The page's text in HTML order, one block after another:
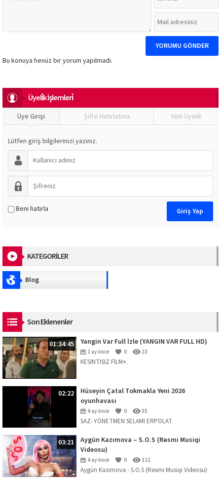
Bu konuya henüz bir yorum yapılmadı.
Üyeli̇k İşlemleri̇
Üye Girişi Şifre Hatırlatma Yeni Üyelik
Lütfen giriş bilgilerinizi yazınız.
Beni hatırla
KATEGORİLER
Blog
Son Eklenenler
01:34:45 Yangin Var Full İzle (YANGIN VAR FULL HD)
2 ay önce 0 23
KESİNTİSİZ FİLM+.
02:22
Hüseyin Çatal Tokmakla Yeni 2026
oyunhavası
4 ay önce 0 55
SAZ: YÖNETMEN SELAMİ ERPOLAT
03:21
Aygün Kazımova – S.O.S (Rəsmi Musiqi
Videosu)
4 ay önce 0 122
Aygün Kazımova - S.O.S (Rəsmi Musiqi Videosu)